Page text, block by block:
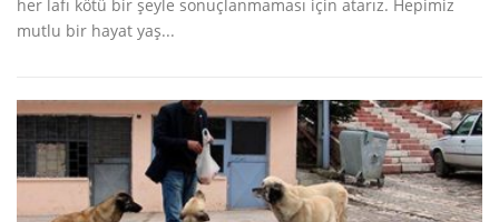
her lafı kötü bir şeyle sonuçlanmaması için atarız. Hepimiz
mutlu bir hayat yaş...